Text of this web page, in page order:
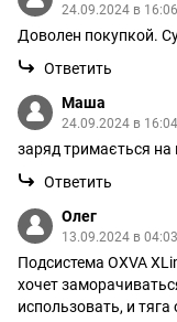
24.09.2024 в 16:06
Доволен покупкой.
Ответить
Маша
24.09.2024 в 16:04
заряд тримається на
Ответить
Олег
13.09.2024 в 04:03
Подсистема OXVA
хочет
использовать, и тяга